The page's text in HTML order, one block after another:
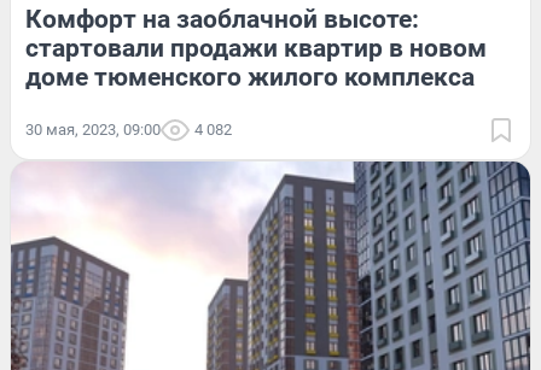
Комфорт на заоблачной высоте:
стартовали продажи квартир в новом
доме тюменского жилого комплекса
30 мая, 2023, 09:00 4 082